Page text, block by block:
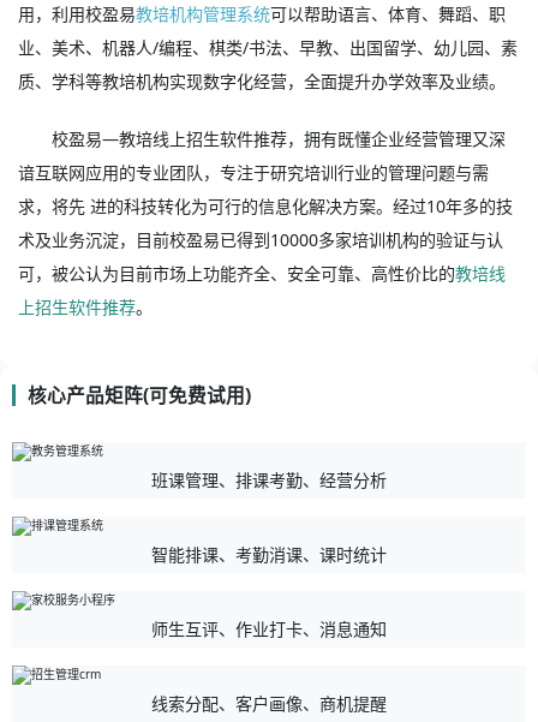
用，利用校盈易教培机构管理系统可以帮助语言、体育、舞蹈、职
业、美术、机器人/编程、棋类/书法、早教、出国留学、幼儿园、素
质、学科等教培机构实现数字化经营，全面提升办学效率及业绩。
校盈易—教培线上招生软件推荐，拥有既懂企业经营管理又深
谙互联网应用的专业团队，专注于研究培训行业的管理问题与需
求，将先 进的科技转化为可行的信息化解决方案。经过10年多的技
术及业务沉淀，目前校盈易已得到10000多家培训机构的验证与认
可，被公认为目前市场上功能齐全、安全可靠、高性价比的教培线
上招生软件推荐。
核心产品矩阵(可免费试用)
班课管理、排课考勤、经营分析
智能排课、考勤消课、课时统计
师生互评、作业打卡、消息通知
线索分配、客户画像、商机提醒